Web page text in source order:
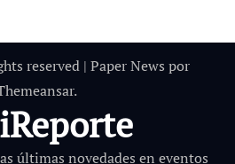
reserved | Paper News por
.
últimas novedades en eventos